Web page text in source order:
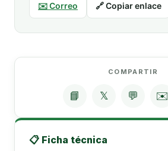
✉️ Correo 🔗 Copiar enlace
COMPARTIR
📘 𝕏 💬 ✉️
📋 Ficha técnica